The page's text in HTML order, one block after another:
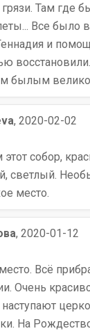
Там где
Все было в
и
былым
, 2020-02-02
собор,
светлый.
место.
, 2020-01-12
Всё
Очень
На